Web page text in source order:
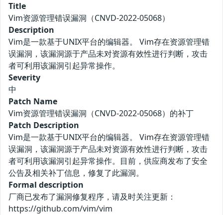
Title
Vim资源管理错误漏洞（CNVD-2022-05068）
Description
Vim是一款基于UNIX平台的编辑器。 Vim存在资源管理错
误漏洞，该漏洞源于产品未对资源有效性进行判断，攻击
者可利用该漏洞引起异常操作。
Severity
中
Patch Name
Vim资源管理错误漏洞（CNVD-2022-05068）的补丁
Patch Description
Vim是一款基于UNIX平台的编辑器。 Vim存在资源管理错
误漏洞，该漏洞源于产品未对资源有效性进行判断，攻击
者可利用该漏洞引起异常操作。目前，供应商发布了安全
公告及相关补丁信息，修复了此漏洞。
Formal description
厂商已发布了漏洞修复程序，请及时关注更新：
https://github.com/vim/vim